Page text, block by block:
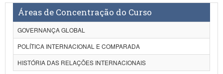
Áreas de Concentração do Curso
GOVERNANÇA GLOBAL
POLÍTICA INTERNACIONAL E COMPARADA
HISTÓRIA DAS RELAÇÕES INTERNACIONAIS